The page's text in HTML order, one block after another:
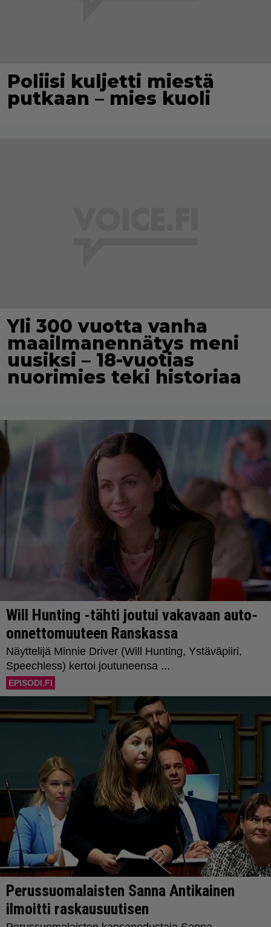
Poliisi kuljetti miestä
putkaan – mies kuoli
Yli 300 vuotta vanha
maailmanennätys meni
uusiksi – 18-vuotias
nuorimies teki historiaa